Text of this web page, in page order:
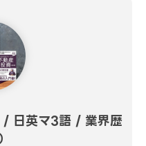
/ 日英マ3語 / 業界歴